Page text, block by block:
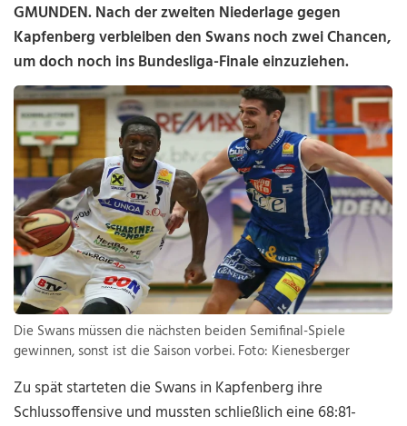
GMUNDEN. Nach der zweiten Niederlage gegen
Kapfenberg verbleiben den Swans noch zwei Chancen,
um doch noch ins Bundesliga-Finale einzuziehen.
Die Swans müssen die nächsten beiden Semifinal-Spiele
gewinnen, sonst ist die Saison vorbei. Foto: Kienesberger
Zu spät starteten die Swans in Kapfenberg ihre
Schlussoffensive und mussten schließlich eine 68:81-